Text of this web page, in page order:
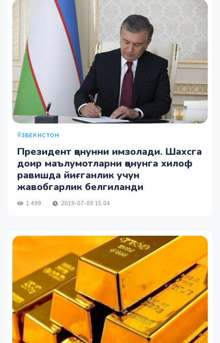
ЎЗБЕКИСТОН
Президент қонунни имзолади. Шахсга
доир маълумотларни қонунга хилоф
равишда йиғганлик учун
жавобгарлик белгиланди
1 499 2019-07-09 15:04